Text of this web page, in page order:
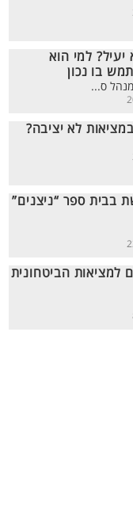
למי הוא
בו נכון
מנהל ס...
לא יציבה?
בבית ספר “ניצנים”
למציאות הביטחונית